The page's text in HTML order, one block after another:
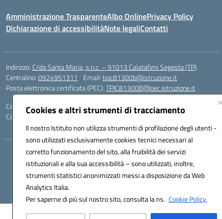
Cookies e altri strumenti di tracciamento
Il nostro Istituto non utilizza strumenti di profilazione degli utenti -
sono utilizzati esclusivamente cookies tecnici necessari al
corretto funzionamento del sito, alla fruibilità dei servizi
istituzionali e alla sua accessibilità – sono utilizzati, inoltre,
strumenti statistici anonimizzati messi a disposizione da Web
Analytics Italia.
Per saperne di più sul nostro sito, consulta la ns. Cookie Policy.
Amministrazione TrasparenteAlbo OnlinePrivacy Policy
Dichiarazione di accessibilitàNote legaliContatti
Indirizzo: C/da Santa Maria, s.n.c. – 91013 Calatafimi Segesta (TP)
Centralino:0924951311 Email:tpic81300b@istruzione.it
Posta elettronica certificata (PEC):TPIC81300B@pec.istruzione.it
Codice fiscale: 80004430817
Codice meccanografico:TPIC81300B
Hosting & Powered by 3D Solution S.r.l.
Concept & Design by Designers Italia